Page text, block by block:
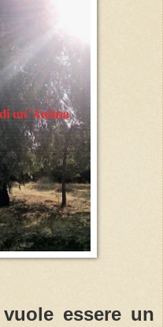
essere un